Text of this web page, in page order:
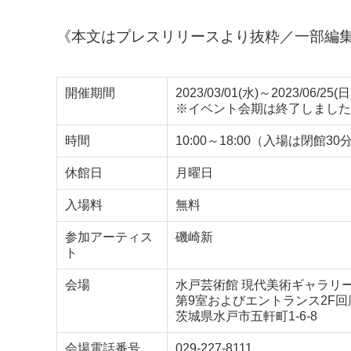
《本文はプレスリリースより抜粋／一部編集
開催期間
2023/03/01(水)～2023/06/25(
※イベント会期は終了しました
時間 10:00～18:00（入場は閉館30分
休館日 月曜日
入場料 無料
参加アーティス
ト
磯崎新
会場
水戸芸術館 現代美術ギャラリ
第9室およびエントランス2F回
茨城県水戸市五軒町1-6-8